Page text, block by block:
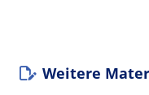
Weitere